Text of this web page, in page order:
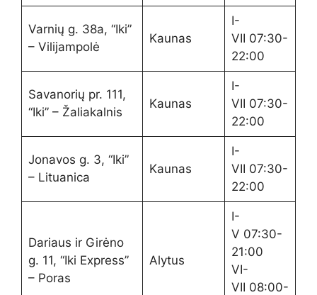
Varnių g. 38a, “Iki”
– Vilijampolė
Kaunas
I-
VII 07:30-
22:00
Savanorių pr. 111,
“Iki” – Žaliakalnis
Kaunas
I-
VII 07:30-
22:00
Jonavos g. 3, “Iki”
– Lituanica
Kaunas
I-
VII 07:30-
22:00
Dariaus ir Girėno
g. 11, “Iki Express”
– Poras
Alytus
I-
V 07:30-
21:00
VI-
VII 08:00-